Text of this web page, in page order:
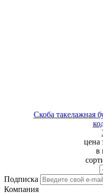
Скоба такелажная
цена
в
Подписка
Компания